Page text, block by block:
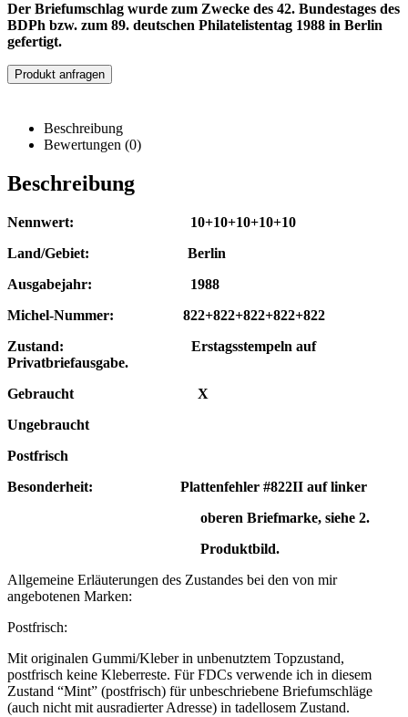
Der Briefumschlag wurde zum Zwecke des 42. Bundestages des
BDPh bzw. zum 89. deutschen Philatelistentag 1988 in Berlin
gefertigt.
Produkt anfragen
Beschreibung
Bewertungen (0)
Beschreibung
Nennwert: 10+10+10+10+10
Land/Gebiet: Berlin
Ausgabejahr: 1988
Michel-Nummer: 822+822+822+822+822
Zustand: Erstagsstempeln auf
Privatbriefausgabe.
Gebraucht X
Ungebraucht
Postfrisch
Besonderheit: Plattenfehler #822II auf linker
oberen Briefmarke, siehe 2.
Produktbild.
Allgemeine Erläuterungen des Zustandes bei den von mir
angebotenen Marken:
Postfrisch:
Mit originalen Gummi/Kleber in unbenutztem Topzustand,
postfrisch keine Kleberreste. Für FDCs verwende ich in diesem
Zustand “Mint” (postfrisch) für unbeschriebene Briefumschläge
(auch nicht mit ausradierter Adresse) in tadellosem Zustand.